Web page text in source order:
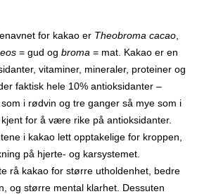
for kakao er Theobroma cacao
= gud og broma = mat. Kakao er en
vitaminer, mineraler, proteiner og
faktisk hele 10% antioksidanter –
i rødvin og tre ganger så mye som i
for å være rike på antioksidanter.
i kakao lett opptakelige for kroppen,
på hjerte- og karsystemet.
rå kakao for større utholdenhet, bedre
og større mental klarhet. Dessuten